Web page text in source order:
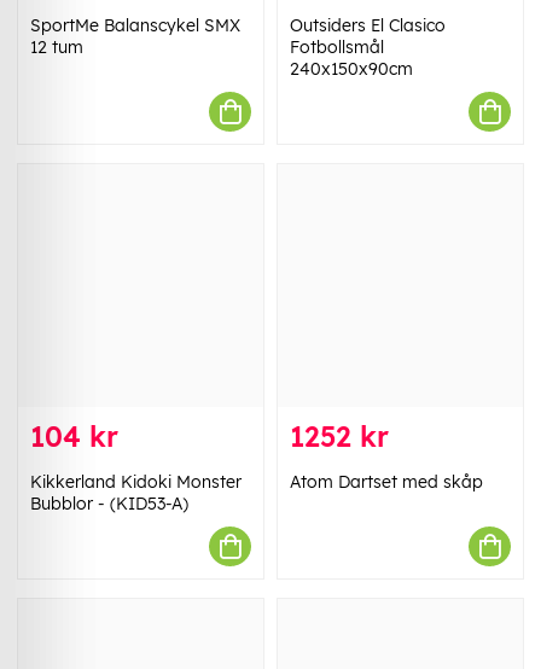
SportMe Balanscykel SMX
12 tum
Outsiders El Clasico
Fotbollsmål
240x150x90cm
104 kr
Kikkerland Kidoki Monster
Bubblor - (KID53-A)
1252 kr
Atom Dartset med skåp